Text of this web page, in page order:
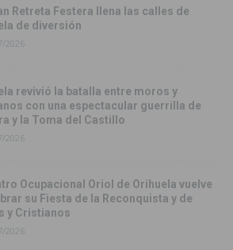
Retreta Festera llena las calles de
de diversión
2026
revivió la batalla entre moros y
con una espectacular guerrilla de
y la Toma del Castillo
2026
Ocupacional Oriol de Orihuela vuelve
su Fiesta de la Reconquista y de
y Cristianos
2026